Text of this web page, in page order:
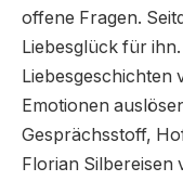
offene Fragen.
Liebesglück für
Liebesgeschichten
Emotionen
Gesprächsstoff,
Florian Silbereisen